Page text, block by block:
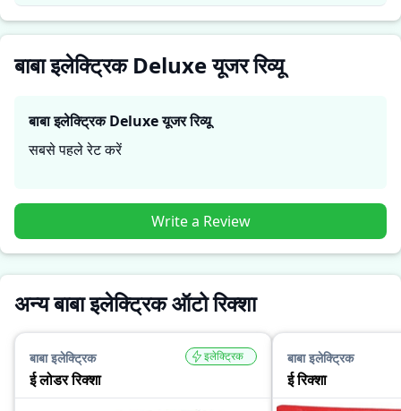
बाबा इलेक्ट्रिक Deluxe यूजर रिव्यू
बाबा इलेक्ट्रिक Deluxeयूजर रिव्यू
सबसे पहले रेट करें
Write a Review
अन्य बाबा इलेक्ट्रिक ऑटो रिक्शा
बाबा इलेक्ट्रिक
ई लोडर रिक्शा
इलेक्ट्रिक बाबा इलेक्ट्रिक
ई रिक्शा